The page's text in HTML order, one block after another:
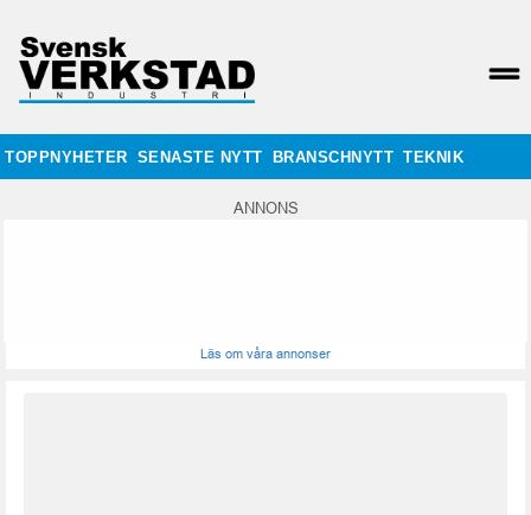
TOPPNYHETER SENASTE NYTT BRANSCHNYTT TEKNIK
ANNONS
Läs om våra annonser